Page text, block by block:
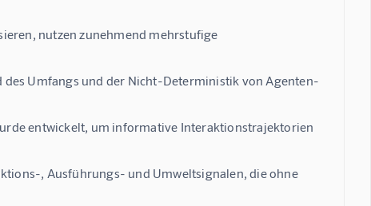
nutzen zunehmend mehrstufige
Umfangs und der Nicht-Deterministik von Agenten-
entwickelt, um informative Interaktionstrajektorien
, Ausführungs- und Umweltsignalen, die ohne